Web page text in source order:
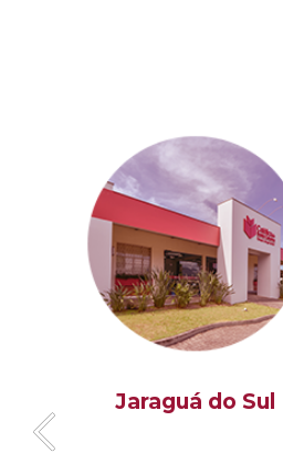
Jaraguá do Sul